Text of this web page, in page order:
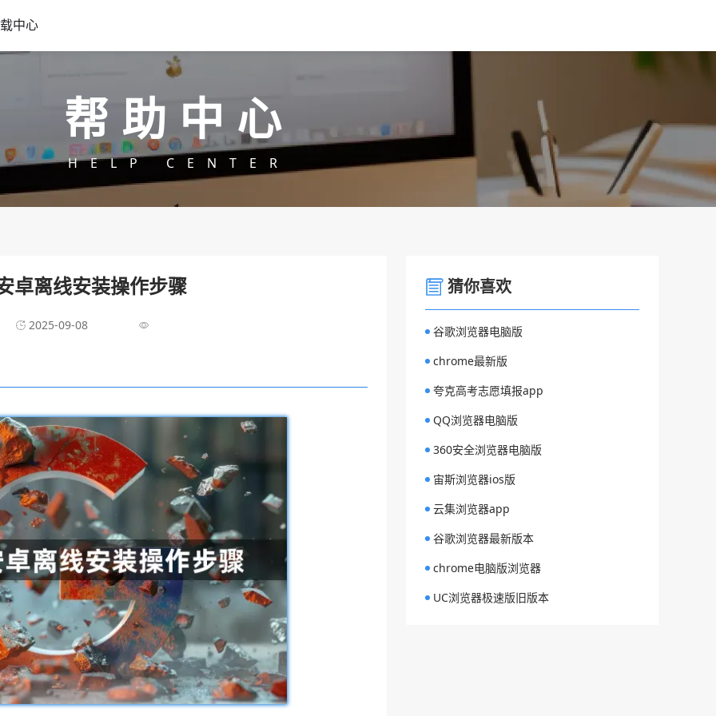
中心
帮助中心
HELP CENTER
卓离线安装操作步骤
2025-09-08
猜你喜欢
谷歌浏览器电脑版
chrome最新版
夸克高考志愿填报app
QQ浏览器电脑版
360安全浏览器电脑版
宙斯浏览器ios版
云集浏览器app
谷歌浏览器最新版本
chrome电脑版浏览器
UC浏览器极速版旧版本